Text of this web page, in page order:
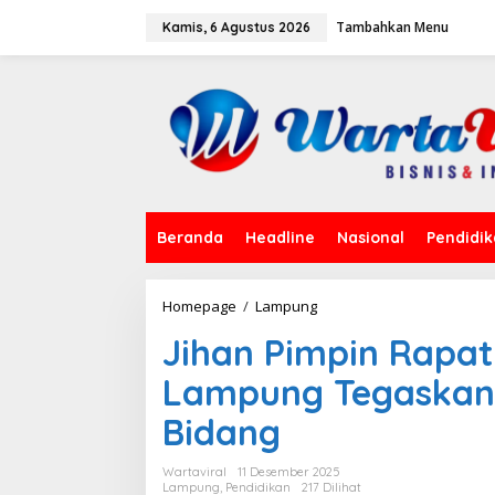
Kamis, 6 Agustus 2026 Tambahkan Menu
Beranda Headline Nasional
Homepage / Lampung
h
a
n
P
p
i
Jihan Pimpin
Lampung
Bidang
Wartaviral
11 Desember 2025
Lampung Pendidikan 217 Dilihat